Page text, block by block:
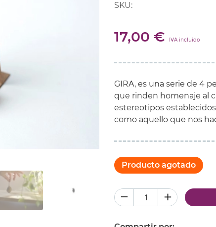
SKU:
17,00 € IVA incluido
GIRA, es una serie de 4
que rinden homenaje al
estereotipos
como aquello que nos
Producto agotado